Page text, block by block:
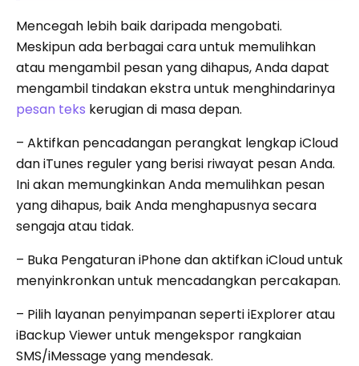
Mencegah lebih baik daripada mengobati.
Meskipun ada berbagai cara untuk memulihkan
atau mengambil pesan yang dihapus, Anda dapat
mengambil tindakan ekstra untuk menghindarinya
pesan teks kerugian di masa depan.
– Aktifkan pencadangan perangkat lengkap iCloud
dan iTunes reguler yang berisi riwayat pesan Anda.
Ini akan memungkinkan Anda memulihkan pesan
yang dihapus, baik Anda menghapusnya secara
sengaja atau tidak.
– Buka Pengaturan iPhone dan aktifkan iCloud untuk
menyinkronkan untuk mencadangkan percakapan.
– Pilih layanan penyimpanan seperti iExplorer atau
iBackup Viewer untuk mengekspor rangkaian
SMS/iMessage yang mendesak.